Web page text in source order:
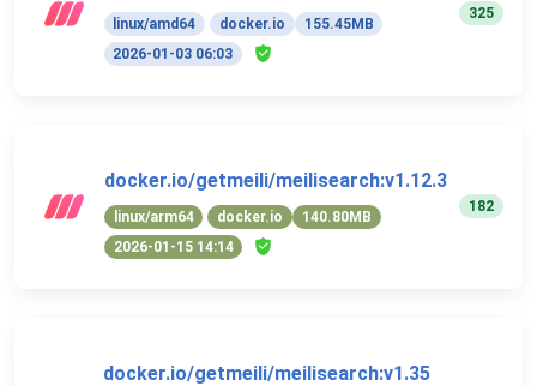
linux/amd64 docker.io
155.45MB
2026-01-03 06:03
325
docker.io/getmeili/meilisearch:v1.12.3
linux/arm64 docker.io
140.80MB
2026-01-15 14:14
182
docker.io/getmeili/meilisearch:v1.35